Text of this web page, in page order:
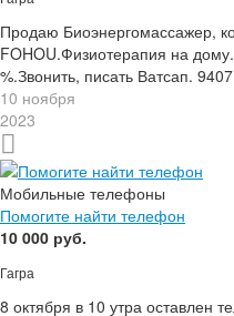
Продаю Биоэнергомассажер,
FOHOU.Физиотерапия на
%.Звонить, писать Ватсап.
10 ноября
2023
Мобильные телефоны
Помогите найти телефон
10 000 руб.
Гагра
8 октября в 10 утра оставлен